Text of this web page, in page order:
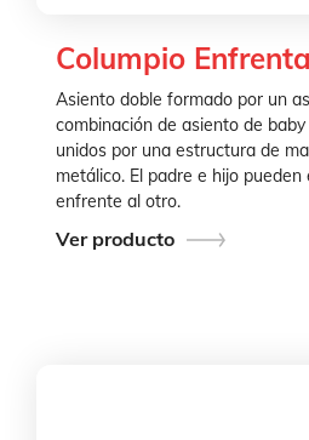
Columpio
Asiento doble formado por un
combinación de asiento de
unidos por una estructura de
metálico. El padre e hijo
enfrente al otro.
Ver producto